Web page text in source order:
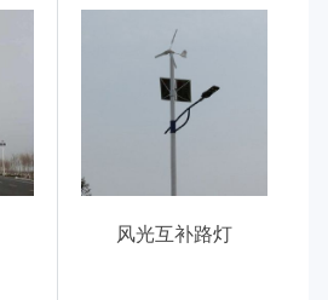
风光互补路灯